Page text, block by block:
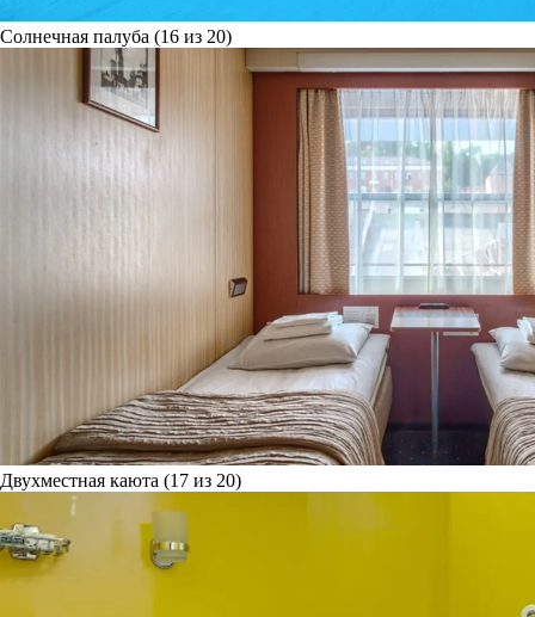
Солнечная палуба (16 из 20)
Двухместная каюта (17 из 20)